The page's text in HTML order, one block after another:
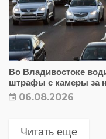
Во Владивостоке
штрафы с камеры за
06.08.2026
Читать еще